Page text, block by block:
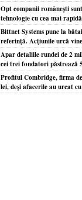
Opt companii româneşti
tehnologie cu cea mai
Bittnet Systems pune la
referinţă. Acţiunile urcă
Apar detaliile rundei de 2
cei trei fondatori păstrează
Profitul Combridge, firma
lei, deşi afacerile au urcat